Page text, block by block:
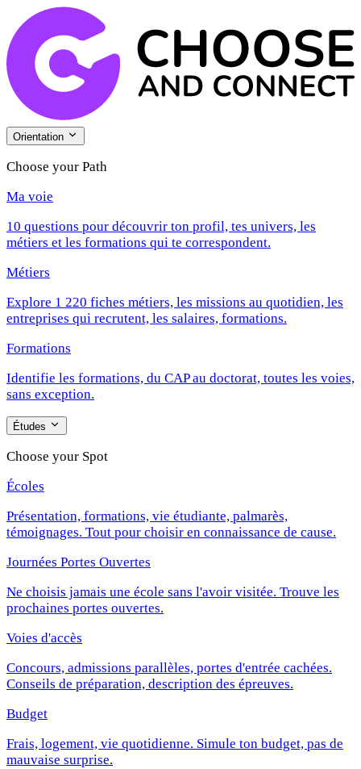
Orientation
Choose your Path
Ma voie
10 questions pour découvrir ton profil, tes univers, les
métiers et les formations qui te correspondent.
Métiers
Explore 1 220 fiches métiers, les missions au quotidien, les
entreprises qui recrutent, les salaires, formations.
Formations
Identifie les formations, du CAP au doctorat, toutes les voies,
sans exception.
Études
Choose your Spot
Écoles
Présentation, formations, vie étudiante, palmarès,
témoignages. Tout pour choisir en connaissance de cause.
Journées Portes Ouvertes
Ne choisis jamais une école sans l'avoir visitée. Trouve les
prochaines portes ouvertes.
Voies d'accès
Concours, admissions parallèles, portes d'entrée cachées.
Conseils de préparation, description des épreuves.
Budget
Frais, logement, vie quotidienne. Simule ton budget, pas de
mauvaise surprise.